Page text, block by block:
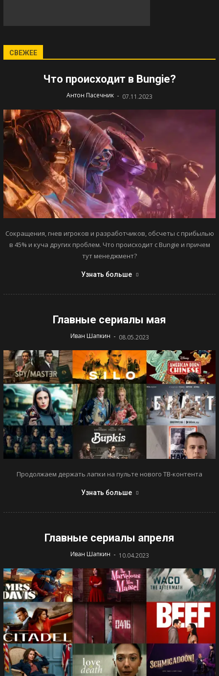
СВЕЖЕЕ
Что происходит в Bungie?
Антон Пасечник - 07.11.2023
Сокращения, гнев игроков и разработчиков, обсчеты с прибылью
в 45% и куча других проблем. Что происходит с Bungie и причем
тут менеджмент?
Узнать больше
Главные сериалы мая
Иван Шапкин - 08.05.2023
Продолжаем держать лапки на пульте нового ТВ-контента
Узнать больше
Главные сериалы апреля
Иван Шапкин - 10.04.2023